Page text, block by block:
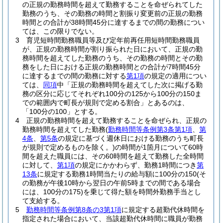
の正規の勤務時間を超えて勤務することを命ぜられてした
勤務のうち、その勤務の時間と割振り変更前の正規の勤務
時間との合計が38時間45分に達するまでの間の勤務につい
ては、この限りでない。
3
育児短時間勤務職員等及び定年前再任用短時間勤務職員
が、正規の勤務時間が割り振られた日において、正規の勤
務時間を超えてした勤務のうち、その勤務の時間とその勤
務をした日における正規の勤務時間との合計が7時間45分
に達するまでの間の勤務に対する第1項の規定の適用につい
ては、 同項中「正規の勤務時間を超えてした次に掲げる勤
務の区分に応じてそれぞれ100分の125から100分の150ま
での範囲内で町長が規則で定める割合」とあるのは、
「100分の100」とする。
4
正規の勤務時間を超えて勤務することを命ぜられ、正規の
勤務時間を超えてした勤務(勤務時間等条例第3条第1項
第
4条
第5条の規定に基づく週休日における勤務のうち町長
が規則で定めるものを除く。)の時間が1箇月について60時
間を超えた職員には、その60時間を超えて勤務した全時間
に対して、 第1項の規定にかかわらず、勤務1時間につき第
13条に規定する勤務1時間当たりの給与額に100分の150(そ
の勤務が午後10時から翌日の午前5時までの間である場合
には、100分の175)を乗じて得た額を時間外勤務手当とし
て支給する。
5
勤務時間等条例第8条の3第1項に規定する超勤代休時間を
指定された場合において、当該超勤代休時間に職員が勤務